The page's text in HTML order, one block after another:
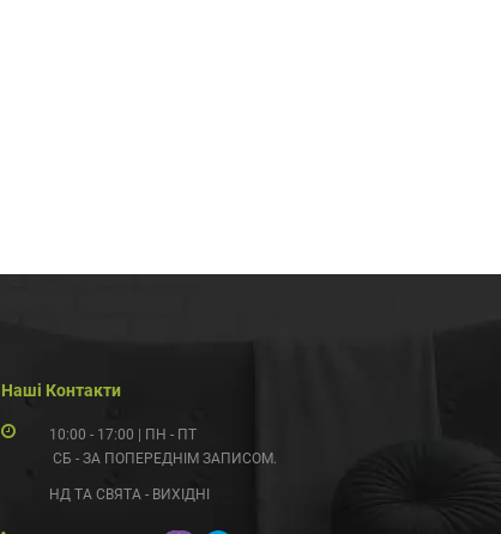
Наші Контакти
10:00 - 17:00 | ПН - ПТ
СБ - ЗА ПОПЕРЕДНІМ ЗАПИСОМ.
НД ТА СВЯТА - ВИХІДНІ